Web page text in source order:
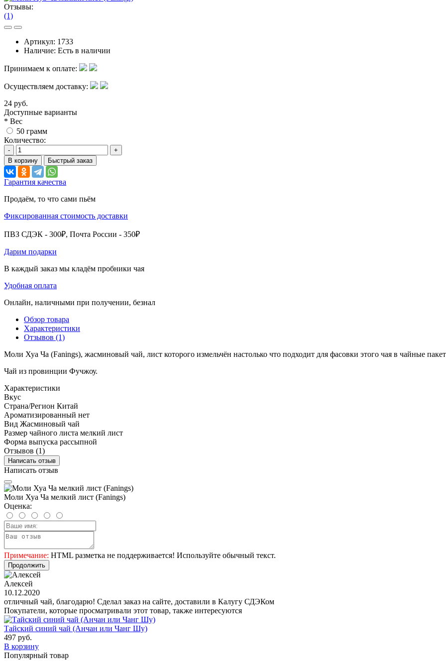
Отзывы:
(1)
Артикул: 1733
Наличие: Есть в наличии
Принимаем к оплате:
Осуществляем доставку:
24 руб.
Доступные варианты
* Вес
50 грамм
Количество:
-
+
В корзину
Быстрый заказ
Гарантия качества
Продаём, то что сами пьём
Фиксированная стоимость доставки
ПВЗ СДЭК - 300₽, Почта России - 350₽
Дарим подарки
В каждый заказ мы кладём пробники чая
Удобная оплата
Онлайн, наличными при получении, безнал
Обзор товара
Характеристики
Отзывов (1)
Моли Хуа Ча (Fanings), жасминовый чай, лист которого измельчён настолько что подходит для фасовки этого чая в чайные
Чай из провинции Фучжоу.
Характеристики
Вкус
Страна/Регион Китай
Ароматизированный нет
Вид Жасминовый чай
Размер чайного листа мелкий лист
Форма выпуска рассыпной
Отзывов (1)
Написать отзыв
Написать отзыв
Моли Хуа Ча мелкий лист (Fanings)
Оценка:
Примечание: HTML разметка не поддерживается! Используйте обычный текст.
Продолжить
Алексей
10.12.2020
отличный чай, благодарю! Сделал заказ на сайте, доставили в Калугу СДЭКом
Покупатели, которые просматривали этот товар, также интересуются
Тайский синий чай (Анчан или Чанг Шу)
497 руб.
В корзину
Популярный товар